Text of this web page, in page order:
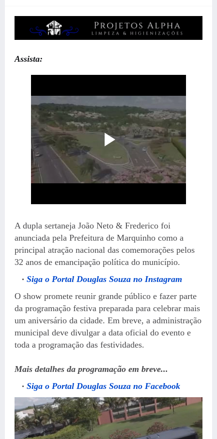
Assista:
A dupla sertaneja João Neto & Frederico foi
anunciada pela Prefeitura de Marquinho como a
principal atração nacional das comemorações pelos
32 anos de emancipação política do município.
Siga o Portal Douglas Souza no Instagram
O show promete reunir grande público e fazer parte
da programação festiva preparada para celebrar mais
um aniversário da cidade. Em breve, a administração
municipal deve divulgar a data oficial do evento e
toda a programação das festividades.
Mais detalhes da programação em breve...
Siga o Portal Douglas Souza no Facebook